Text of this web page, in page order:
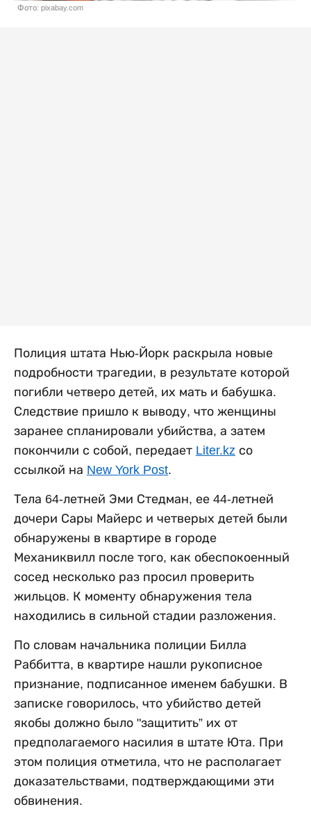
Фото: pixabay.com
Полиция штата Нью-Йорк раскрыла новые
подробности трагедии, в результате которой
погибли четверо детей, их мать и бабушка.
Следствие пришло к выводу, что женщины
заранее спланировали убийства, а затем
покончили с собой, передает Liter.kz со
ссылкой на New York Post.
Тела 64-летней Эми Стедман, ее 44-летней
дочери Сары Майерс и четверых детей были
обнаружены в квартире в городе
Механиквилл после того, как обеспокоенный
сосед несколько раз просил проверить
жильцов. К моменту обнаружения тела
находились в сильной стадии разложения.
По словам начальника полиции Билла
Раббитта, в квартире нашли рукописное
признание, подписанное именем бабушки. В
записке говорилось, что убийство детей
якобы должно было "защитить” их от
предполагаемого насилия в штате Юта. При
этом полиция отметила, что не располагает
доказательствами, подтверждающими эти
обвинения.